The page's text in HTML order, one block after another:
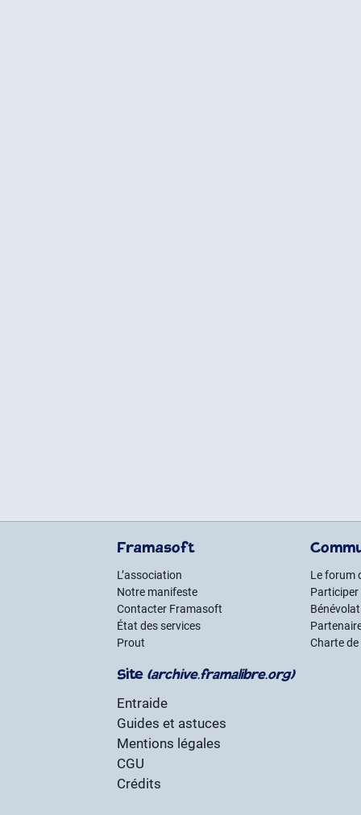
Framasoft
L’association
Notre manifeste
Contacter Framasoft
État des services
Prout
Le forum
Participer
Charte
Site (archive.framalibre.org)
Entraide
Guides et astuces
Mentions légales
CGU
Crédits